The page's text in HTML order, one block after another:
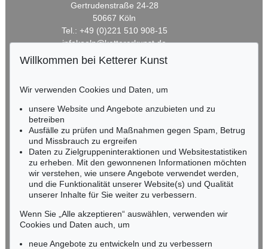
Gertrudenstraße 24-28
50667 Köln
Tel.: +49 (0)221 510 908-15
infokoeln@kettererkunst.de
HESSEN
Miriam Heß
Tel.: +49 (0)62 21 58 80-038
Fax: +49 (0)62 21 58 80-595
infoheidelberg@kettererkunst.de
NORDDEUTSCHLAND
Nico Kassel, M.A.
Mobil: +49 (0)171 8618661
n.kassel@kettererkunst.de
Willkommen bei Ketterer Kunst
Wir verwenden Cookies und Daten, um
unsere Website und Angebote anzubieten und zu
betreiben
Ausfälle zu prüfen und Maßnahmen gegen Spam, Betrug
und Missbrauch zu ergreifen
Daten zu Zielgruppeninteraktionen und Websitestatistiken
zu erheben. Mit den gewonnenen Informationen möchten
wir verstehen, wie unsere Angebote verwendet werden,
und die Funktionalität unserer Website(s) und Qualität
unserer Inhalte für Sie weiter zu verbessern.
Wenn Sie „Alle akzeptieren“ auswählen, verwenden wir
Cookies und Daten auch, um
neue Angebote zu entwickeln und zu verbessern